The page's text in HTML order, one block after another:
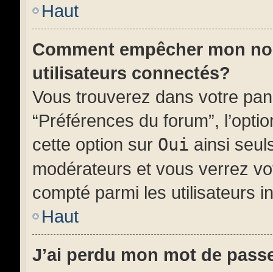
Haut
Comment empêcher mon
utilisateurs connectés?
Vous trouverez dans votre
“Préférences du forum”,
cette option sur Oui ainsi
modérateurs et vous verrez
compté parmi les utilisateurs
Haut
J’ai perdu mon mot de